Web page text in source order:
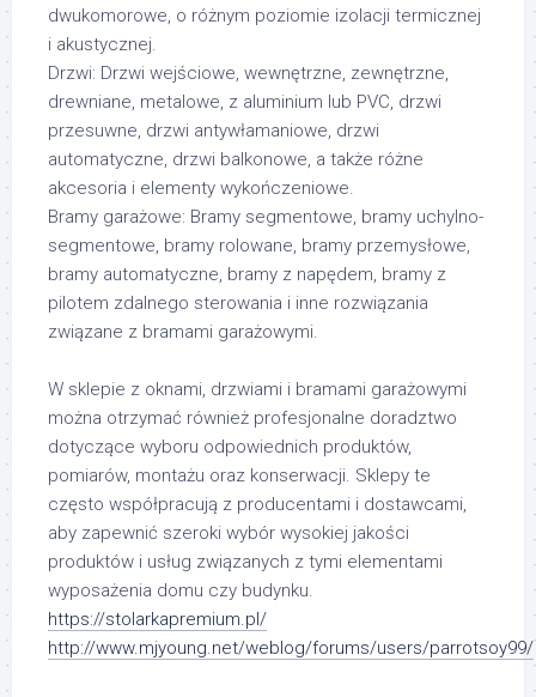
dwukomorowe, o różnym poziomie izolacji termicznej
i akustycznej.
Drzwi: Drzwi wejściowe, wewnętrzne, zewnętrzne,
drewniane, metalowe, z aluminium lub PVC, drzwi
przesuwne, drzwi antywłamaniowe, drzwi
automatyczne, drzwi balkonowe, a także różne
akcesoria i elementy wykończeniowe.
Bramy garażowe: Bramy segmentowe, bramy uchylno-
segmentowe, bramy rolowane, bramy przemysłowe,
bramy automatyczne, bramy z napędem, bramy z
pilotem zdalnego sterowania i inne rozwiązania
związane z bramami garażowymi.
W sklepie z oknami, drzwiami i bramami garażowymi
można otrzymać również profesjonalne doradztwo
dotyczące wyboru odpowiednich produktów,
pomiarów, montażu oraz konserwacji. Sklepy te
często współpracują z producentami i dostawcami,
aby zapewnić szeroki wybór wysokiej jakości
produktów i usług związanych z tymi elementami
wyposażenia domu czy budynku.
https://stolarkapremium.pl/
http://www.mjyoung.net/weblog/forums/users/parrotsoy99/